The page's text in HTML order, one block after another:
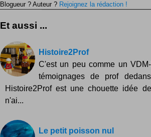
Blogueur ? Auteur ? Rejoignez la rédaction !
Et aussi ...
Histoire2Prof
C'est un peu comme un
témoignages de prof
Histoire2Prof est une chouette idée
n'ai...
Le petit poisson nul